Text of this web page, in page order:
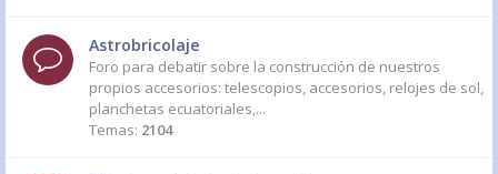
Astrobricolaje
Foro para debatir sobre la construcción de nuestros
propios accesorios: telescopios, accesorios, relojes de sol,
planchetas ecuatoriales,...
Temas: 2104